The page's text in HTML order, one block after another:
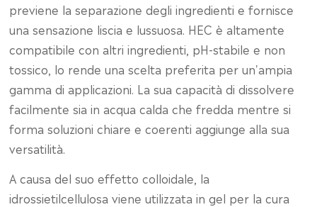
previene la separazione degli ingredienti e fornisce
una sensazione liscia e lussuosa. HEC è altamente
compatibile con altri ingredienti, pH-stabile e non
tossico, lo rende una scelta preferita per un'ampia
gamma di applicazioni. La sua capacità di dissolvere
facilmente sia in acqua calda che fredda mentre si
forma soluzioni chiare e coerenti aggiunge alla sua
versatilità.
A causa del suo effetto colloidale, la
idrossietilcellulosa viene utilizzata in gel per la cura